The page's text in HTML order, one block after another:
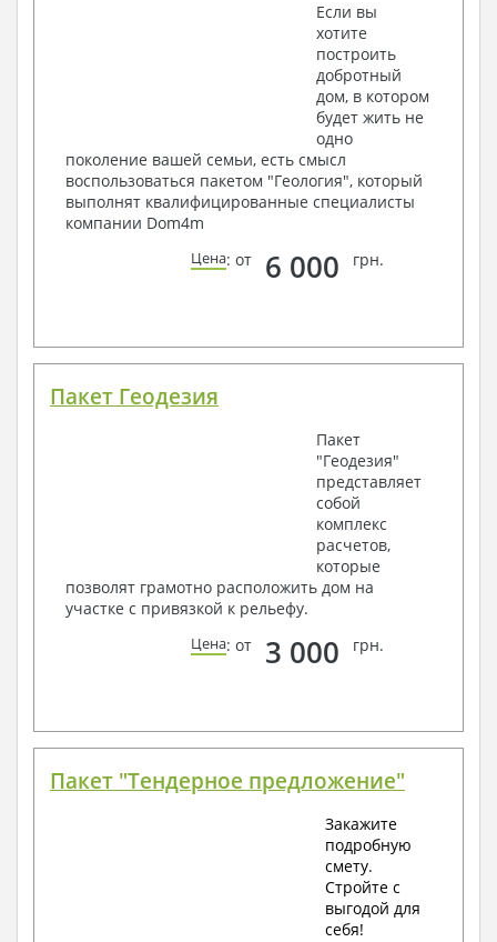
Если вы
хотите
построить
добротный
дом, в котором
будет жить не
одно
поколение вашей семьи, есть смысл
воспользоваться пакетом "Геология", который
выполнят квалифицированные специалисты
компании Dom4m
Цена: от 6 000 грн.
Пакет Геодезия
Пакет
"Геодезия"
представляет
собой
комплекс
расчетов,
которые
позволят грамотно расположить дом на
участке с привязкой к рельефу.
Цена: от 3 000 грн.
Пакет "Тендерное предложение"
Закажите
подробную
смету.
Стройте с
выгодой для
себя!